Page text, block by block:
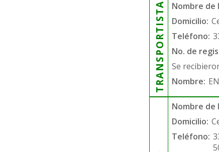
TRANSPORTISTA Nombre de
Domicilio:
Teléfono:
No. de
Se
Nombre:
Nombre de
Domicilio:
Teléfono: